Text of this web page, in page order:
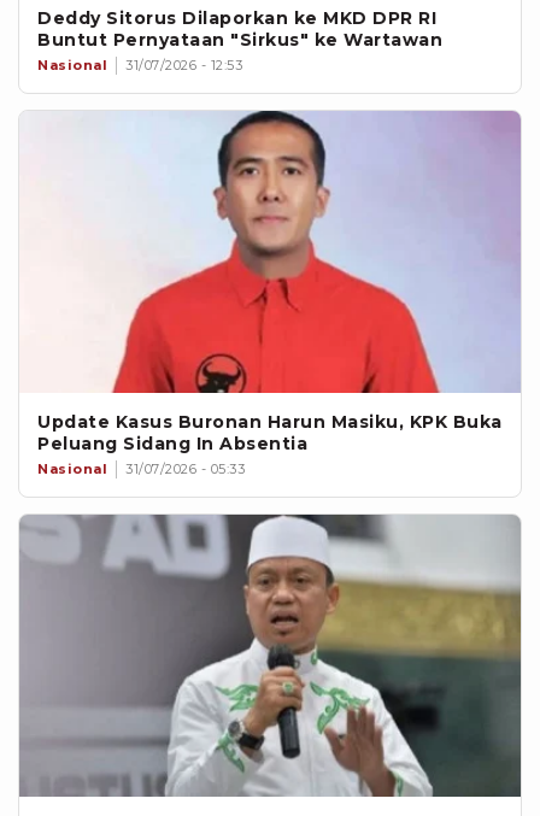
Deddy Sitorus Dilaporkan ke MKD DPR RI
Buntut Pernyataan "Sirkus" ke Wartawan
Nasional 31/07/2026 - 12:53
Update Kasus Buronan Harun Masiku, KPK Buka
Peluang Sidang In Absentia
Nasional 31/07/2026 - 05:33